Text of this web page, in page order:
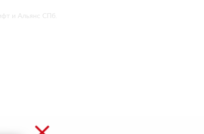
и Альянс СПб.